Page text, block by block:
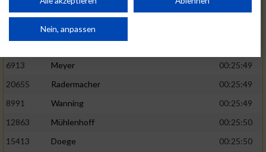
Küpper
Inhoff
6913
Meyer
00:25:49
20655
Radermacher
00:25:49
8991
Wanning
00:25:49
12863
Mühlenhoff
00:25:50
15413
Doege
00:25:50
von Inhalten.
Daten können außerhalb der Europäischen Union weitergegeben und in die
Website/App.
Partnerliste anzeigen (1 IAB-Anbieter)
Wir nutzen Ihre Daten für folgende Zwecke:
Speichern von oder Zugriff auf Informationen
auf einem Endgerät
Nein, anpassen